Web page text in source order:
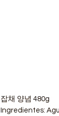
잡채 양념 480g
Ingredientes: